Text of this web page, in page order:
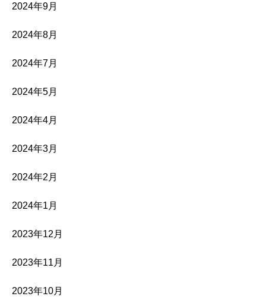
2024年9月
2024年8月
2024年7月
2024年5月
2024年4月
2024年3月
2024年2月
2024年1月
2023年12月
2023年11月
2023年10月